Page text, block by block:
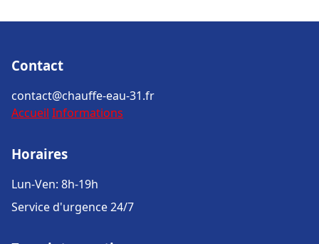
Contact
contact@chauffe-eau-31.fr
Accueil Informations
Horaires
Lun-Ven: 8h-19h
Service d'urgence 24/7